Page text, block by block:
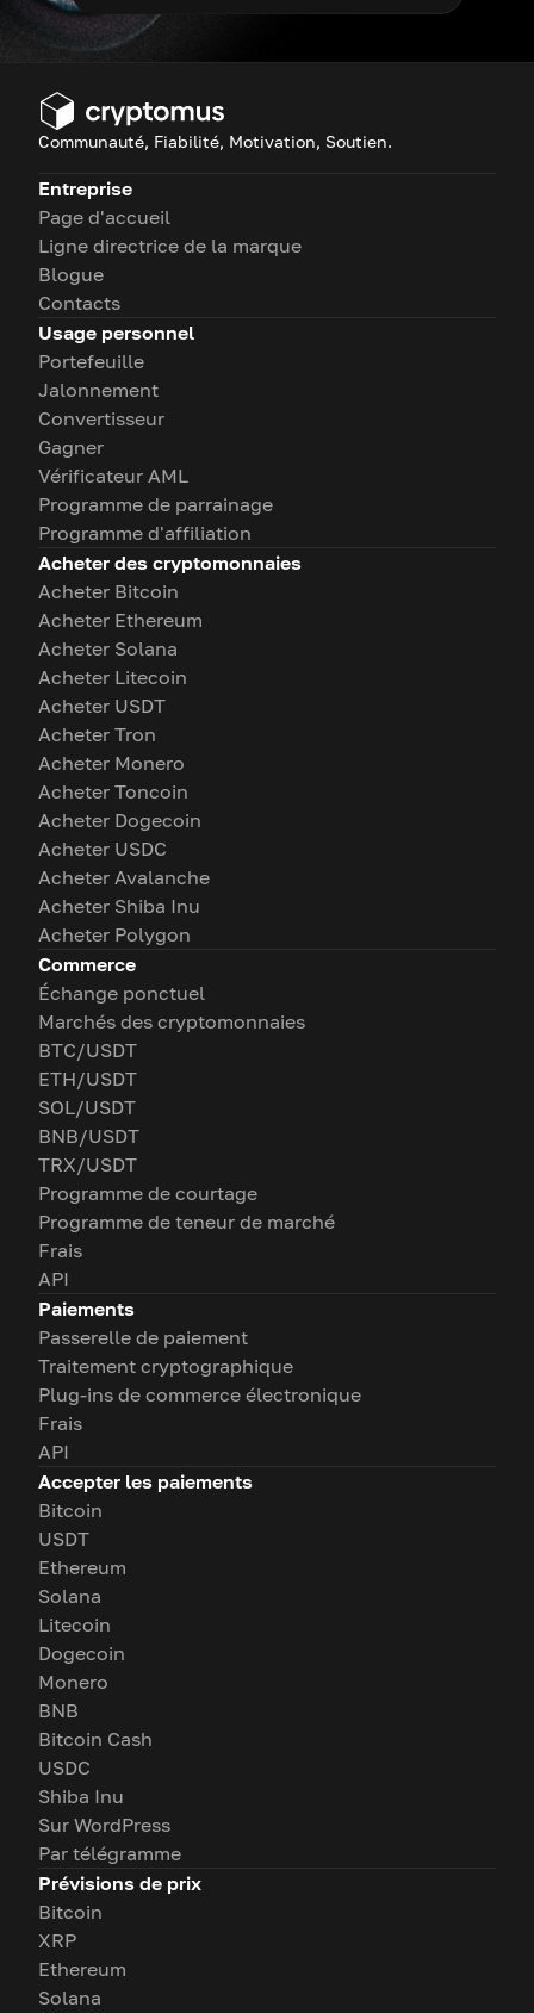
Communauté, Fiabilité, Motivation, Soutien.
Entreprise
Page d'accueil
Ligne directrice de la marque
Blogue
Contacts
Usage personnel
Portefeuille
Jalonnement
Convertisseur
Gagner
Vérificateur AML
Programme de parrainage
Programme d'affiliation
Acheter des cryptomonnaies
Acheter Bitcoin
Acheter Ethereum
Acheter Solana
Acheter Litecoin
Acheter USDT
Acheter Tron
Acheter Monero
Acheter Toncoin
Acheter Dogecoin
Acheter USDC
Acheter Avalanche
Acheter Shiba Inu
Acheter Polygon
Commerce
Échange ponctuel
Marchés des cryptomonnaies
BTC/USDT
ETH/USDT
SOL/USDT
BNB/USDT
TRX/USDT
Programme de courtage
Programme de teneur de marché
Frais
API
Paiements
Passerelle de paiement
Traitement cryptographique
Plug-ins de commerce électronique
Frais
API
Accepter les paiements
Bitcoin
USDT
Ethereum
Solana
Litecoin
Dogecoin
Monero
BNB
Bitcoin Cash
USDC
Shiba Inu
Sur WordPress
Par télégramme
Prévisions de prix
Bitcoin
XRP
Ethereum
Solana